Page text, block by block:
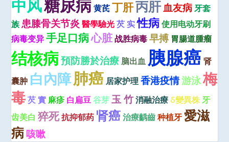
中风糖尿病 黄芪 丁肝丙肝血友病 牙套
族 患膝骨关节炎 醫學驗光 芡 实 性病 使用电动牙刷
病毒变异 手足口病心脏 战胜病毒 早搏 胃腸道腫瘤
结核病預防勝於治療 脑出血 胰腺癌 肾
囊肿 白內障肺癌 居家护理 香港疫情游泳梅
毒 芡 實 麻疹 白扁豆 谷芽 玉 竹 消融治療 δ變異株牙
齿美白 猝死抗抑郁药 肾癌 治療齲齒 种植牙 愛滋
病咳嗽